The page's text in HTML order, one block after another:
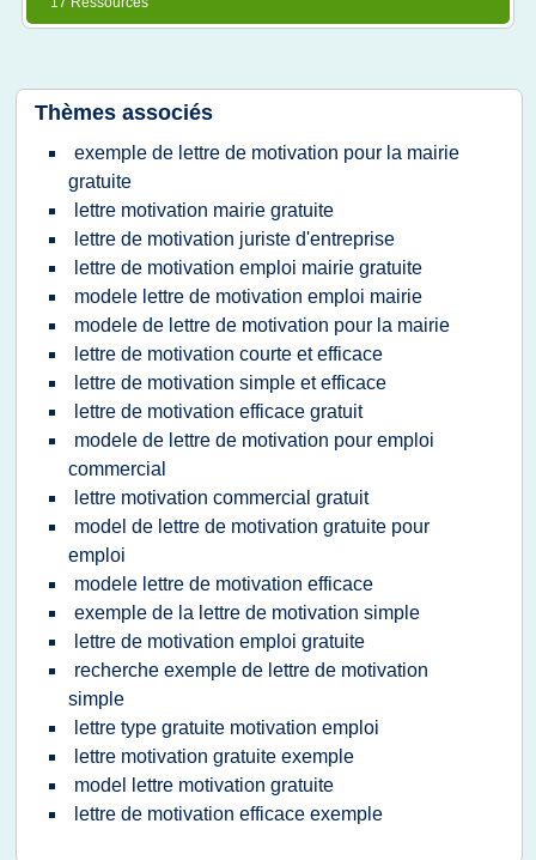
Thèmes associés
exemple de lettre de motivation pour la mairie
gratuite
lettre motivation mairie gratuite
lettre de motivation juriste d'entreprise
lettre de motivation emploi mairie gratuite
modele lettre de motivation emploi mairie
modele de lettre de motivation pour la mairie
lettre de motivation courte et efficace
lettre de motivation simple et efficace
lettre de motivation efficace gratuit
modele de lettre de motivation pour emploi
commercial
lettre motivation commercial gratuit
model de lettre de motivation gratuite pour
emploi
modele lettre de motivation efficace
exemple de la lettre de motivation simple
lettre de motivation emploi gratuite
recherche exemple de lettre de motivation
simple
lettre type gratuite motivation emploi
lettre motivation gratuite exemple
model lettre motivation gratuite
lettre de motivation efficace exemple